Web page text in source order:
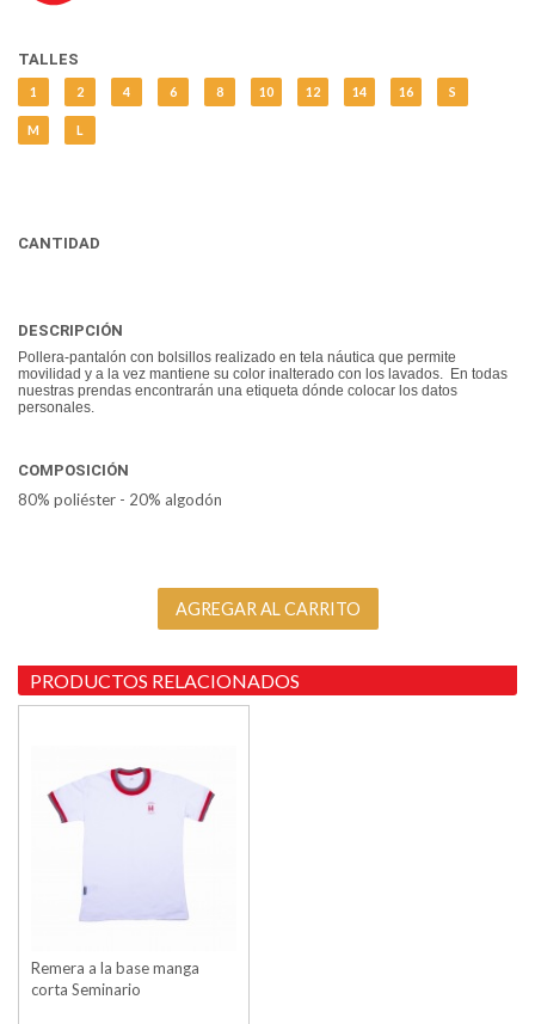
TALLES
1 2 4 6 8 10 12 14 16 S
M L
CANTIDAD
DESCRIPCIÓN
Pollera-pantalón con bolsillos realizado en tela náutica que permite
movilidad y a la vez mantiene su color inalterado con los lavados. En todas
nuestras prendas encontrarán una etiqueta dónde colocar los datos
personales.
COMPOSICIÓN
80% poliéster - 20% algodón
PRODUCTOS RELACIONADOS
Remera a la base manga
corta Seminario